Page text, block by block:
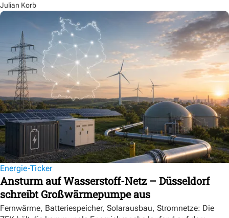
Julian Korb
Energie-Ticker
Ansturm auf Wasserstoff-Netz – Düsseldorf
schreibt Großwärmepumpe aus
Fernwärme, Batteriespeicher, Solarausbau, Stromnetze: Die